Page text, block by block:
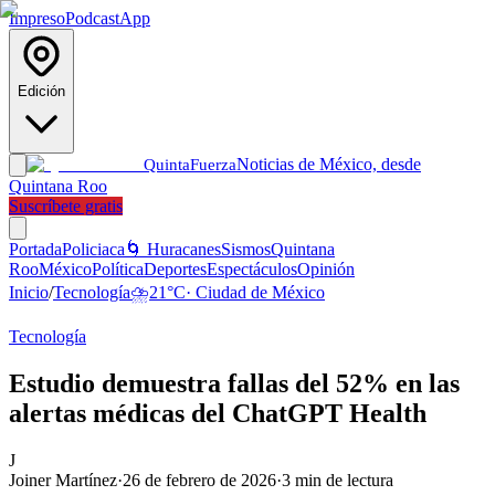
ImpresoPodcastApp
Edición
QuintaFuerzaNoticias de México, desde
Quintana Roo
Suscríbete gratis
PortadaPoliciaca 🌀 HuracanesSismosQuintana
RooMéxicoPolíticaDeportesEspectáculosOpinión
Inicio/Tecnología⛈️21°C· Ciudad de México
Tecnología
Estudio demuestra fallas del 52% en las
alertas médicas del ChatGPT Health
J
Joiner Martínez·26 de febrero de 2026·3 min de lectura